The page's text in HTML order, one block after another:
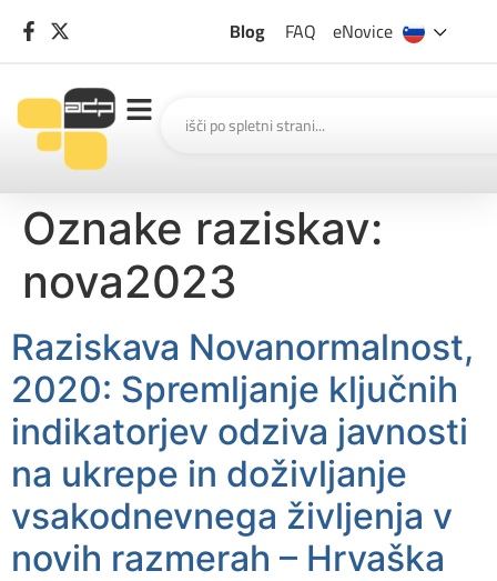
Blog FAQ eNovice
Oznake raziskav:
nova2023
Raziskava Novanormalnost,
2020: Spremljanje ključnih
indikatorjev odziva javnosti
na ukrepe in doživljanje
vsakodnevnega življenja v
novih razmerah – Hrvaška